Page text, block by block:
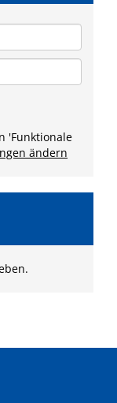
'Funktionale
ändern